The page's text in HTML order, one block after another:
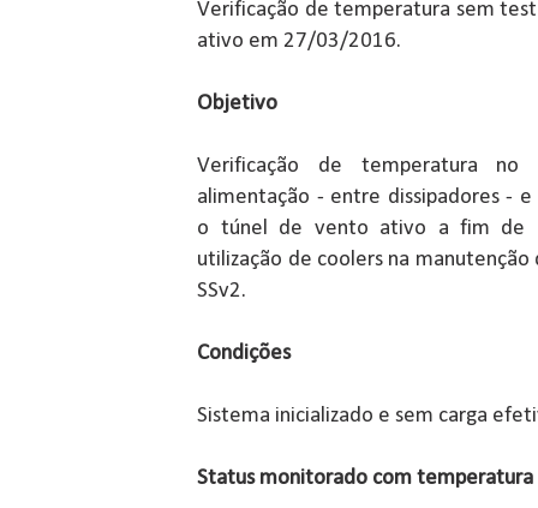
Verificação de temperatura sem
ativo em 27/03/2016.
Objetivo
Verificação de temperatura
alimentação - entre dissipadores -
o túnel de vento ativo a fim de
utilização de coolers na
SSv2.
Condições
Sistema inicializado e sem carga
Status monitorado com temperatura